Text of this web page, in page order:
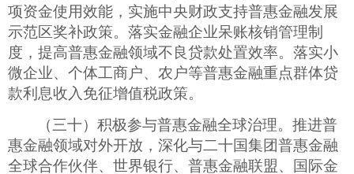
项资金使用效能，实施中央财政支持普惠金融发展
示范区奖补政策。落实金融企业呆账核销管理制
度，提高普惠金融领域不良贷款处置效率。落实小
微企业、个体工商户、农户等普惠金融重点群体贷
款利息收入免征增值税政策。
（三十）积极参与普惠金融全球治理。推进普
惠金融领域对外开放，深化与二十国集团普惠金融
全球合作伙伴、世界银行、普惠金融联盟、国际金